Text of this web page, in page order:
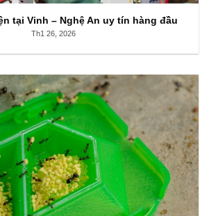
tại Vinh – Nghệ An uy tín hàng đầu
Th1 26, 2026